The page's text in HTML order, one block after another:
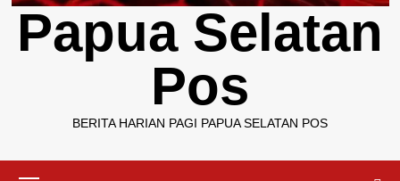
Papua Selatan
Pos
BERITA HARIAN PAGI PAPUA SELATAN POS